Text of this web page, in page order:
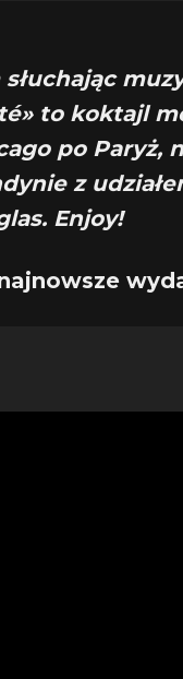
słuchając
to koktajl
po Paryż,
z
Enjoy!